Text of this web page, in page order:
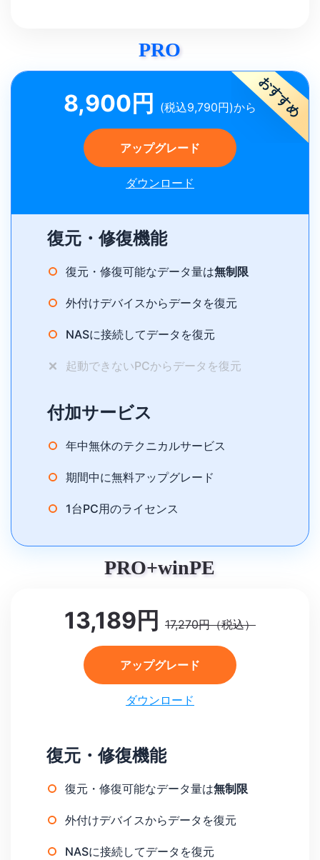
PRO
8,900円 (税込9,790円)から
アップグレード
ダウンロード
おすすめ
復元・修復機能
復元・修復可能なデータ量は無制限
外付けデバイスからデータを復元
NASに接続してデータを復元
起動できないPCからデータを復元
付加サービス
年中無休のテクニカルサービス
期間中に無料アップグレード
1台PC用のライセンス
PRO+winPE
13,189円 17,270円（税込）
アップグレード
ダウンロード
復元・修復機能
復元・修復可能なデータ量は無制限
外付けデバイスからデータを復元
NASに接続してデータを復元